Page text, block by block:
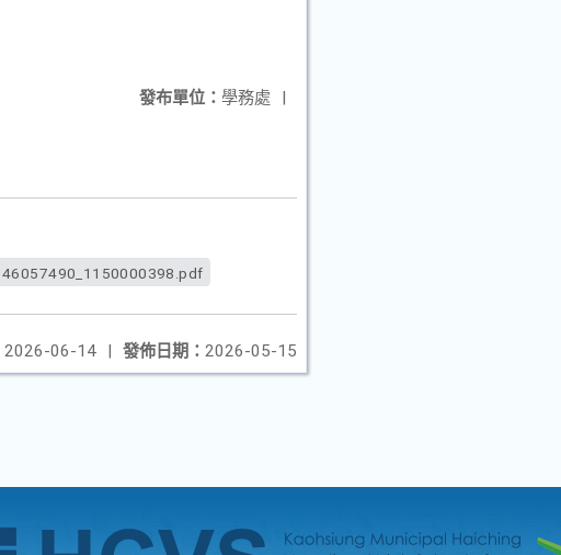
發布單位： 學務處 |
46057490_1150000398.pdf
發佈日期： 2026-05-15
2026-06-14 |